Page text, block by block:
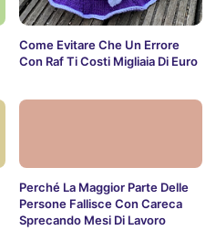
Come Evitare Che Un Errore
Con Raf Ti Costi Migliaia Di Euro
Perché La Maggior Parte Delle
Persone Fallisce Con Careca
Sprecando Mesi Di Lavoro